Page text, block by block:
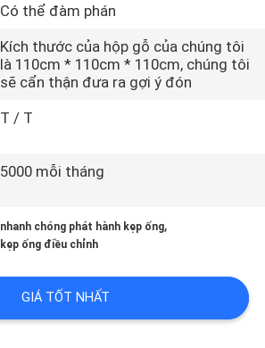
Có thể đàm phán
Kích thước của hộp gỗ của chúng tôi
là 110cm * 110cm * 110cm, chúng tôi
sẽ cẩn thận đưa ra gợi ý đón
T / T
5000 mỗi tháng
nhanh chóng phát hành kẹp ống,
kẹp ống điều chỉnh
GIÁ TỐT NHẤT